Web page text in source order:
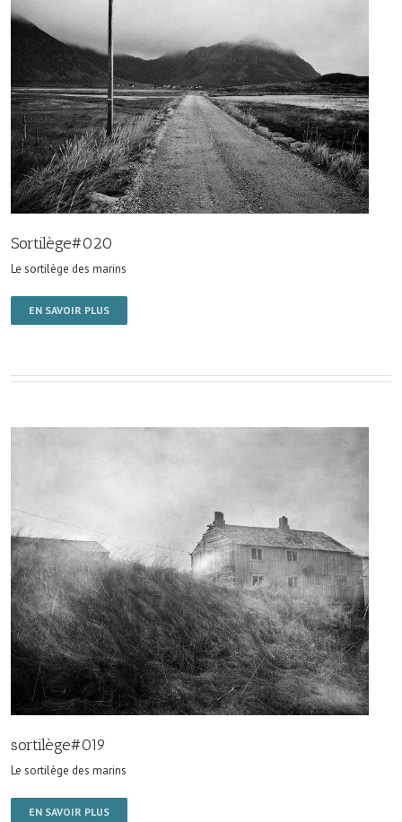
Sortilège#020
Le sortilège des marins
EN SAVOIR PLUS
sortilège#019
Le sortilège des marins
EN SAVOIR PLUS